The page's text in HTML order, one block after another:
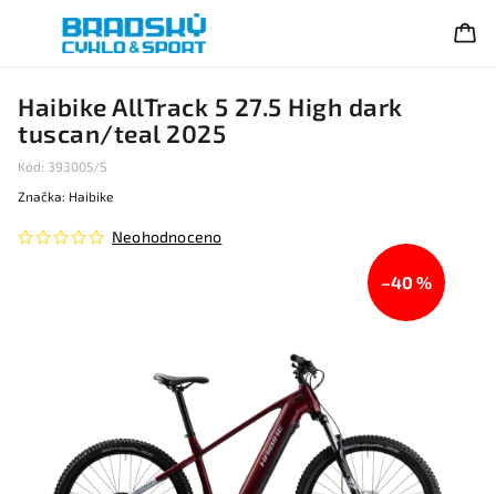
Haibike AllTrack 5 27.5 High dark
tuscan/teal 2025
Kód: 393005/S
Neohodnoceno
Značka: Haibike
–40 %